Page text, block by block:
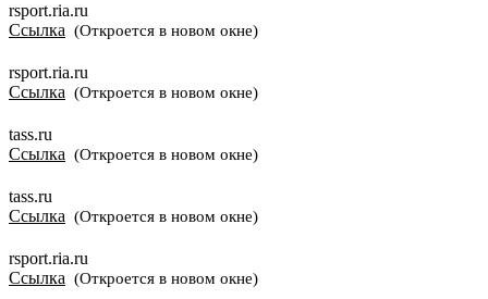
rsport.ria.ru
Ссылка (Откроется в новом окне)
rsport.ria.ru
Ссылка (Откроется в новом окне)
tass.ru
Ссылка (Откроется в новом окне)
tass.ru
Ссылка (Откроется в новом окне)
rsport.ria.ru
Ссылка (Откроется в новом окне)